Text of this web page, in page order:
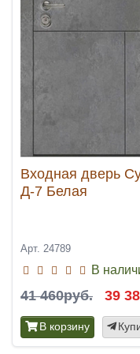
Входная дверь
Д-7 Белая
Арт. 24789
В
41 460руб. 39
В корзину